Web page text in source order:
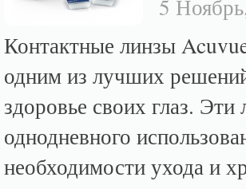
5
Контактные линзы
одним из лучших
здоровье своих глаз.
однодневного
необходимости ухода и